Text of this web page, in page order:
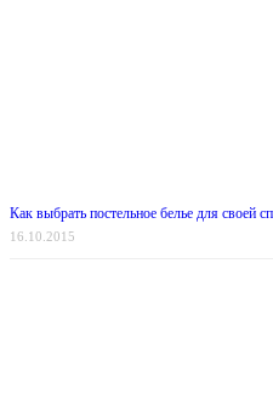
Как выбрать постельное белье для своей
16.10.2015